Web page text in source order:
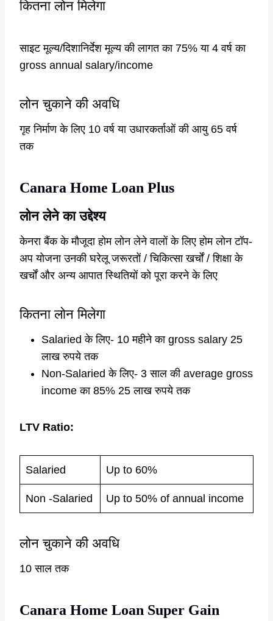
कितना लोन मिलेगा
साइट मूल्य/दिशानिर्देश मूल्य की लागत का 75% या 4 वर्ष का
gross annual salary/income
लोन चुकाने की अवधि
गृह निर्माण के लिए 10 वर्ष या उधारकर्ताओं की आयु 65 वर्ष
तक
Canara Home Loan Plus
लोन लेने का उद्देश्य
केनरा बैंक के मौजूदा होम लोन लेने वालों के लिए होम लोन टॉप-
अप योजना उनकी घरेलू जरूरतों / चिकित्सा खर्चों / शिक्षा के
खर्चों और अन्य आपात स्थितियों को पूरा करने के लिए
कितना लोन मिलेगा
Salaried के लिए- 10 महीने का gross salary 25
लाख रुपये तक
Non-Salaried के लिए- 3 साल की average gross
income का 85% 25 लाख रुपये तक
LTV Ratio:
Salaried Up to 60%
Non -Salaried Up to 50% of annual income
लोन चुकाने की अवधि
10 साल तक
Canara Home Loan Super Gain